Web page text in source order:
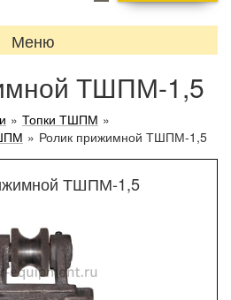
Меню
ТШПМ-1,5
» Топки ТШПМ »
» Ролик прижимной ТШПМ-1,5
ТШПМ-1,5